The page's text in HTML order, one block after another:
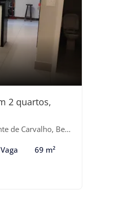
2 quartos,
Bertioga-SP
69 m²